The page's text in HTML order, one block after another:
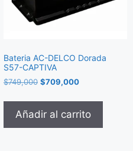
Bateria AC-DELCO Dorada
S57-CAPTIVA
$749,000 $709,000
Añadir al carrito